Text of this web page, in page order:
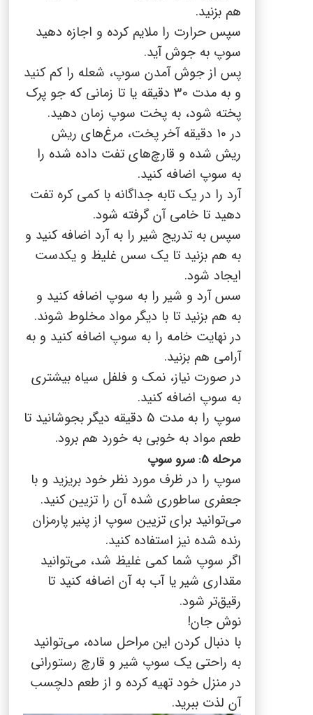
هم بزنید.
سپس حرارت را ملایم کرده و اجازه دهید
سوپ به جوش آید.
پس از جوش آمدن سوپ، شعله را کم کنید
و به مدت 30 دقیقه یا تا زمانی که جو پرک
پخته شود، به پخت سوپ زمان دهید.
در 10 دقیقه آخر پخت، مرغ‌های ریش
ریش شده و قارچ‌های تفت داده شده را
به سوپ اضافه کنید.
آرد را در یک تابه جداگانه با کمی کره تفت
دهید تا خامی آن گرفته شود.
سپس به تدریج شیر را به آرد اضافه کنید و
به هم بزنید تا یک سس غلیظ و یکدست
ایجاد شود.
سس آرد و شیر را به سوپ اضافه کنید و
به هم بزنید تا با دیگر مواد مخلوط شوند.
در نهایت خامه را به سوپ اضافه کنید و به
آرامی هم بزنید.
در صورت نیاز، نمک و فلفل سیاه بیشتری
به سوپ اضافه کنید.
سوپ را به مدت 5 دقیقه دیگر بجوشانید تا
طعم مواد به خوبی به خورد هم برود.
مرحله 5: سرو سوپ
سوپ را در ظرف مورد نظر خود بریزید و با
جعفری ساطوری شده آن را تزیین کنید.
می‌توانید برای تزیین سوپ از پنیر پارمزان
رنده شده نیز استفاده کنید.
اگر سوپ شما کمی غلیظ شد، می‌توانید
مقداری شیر یا آب به آن اضافه کنید تا
رقیق‌تر شود.
نوش جان!
با دنبال کردن این مراحل ساده، می‌توانید
به راحتی یک سوپ شیر و قارچ رستورانی
در منزل خود تهیه کرده و از طعم دلچسب
آن لذت ببرید.